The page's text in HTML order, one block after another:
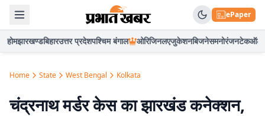
ePaper
होमझारखण्डबिहारउत्तर प्रदेशपश्चिम बंगाल ओरिजिनलएजुकेशनबिजनेसमनोरंजनटेकऑटो
Home State West Bengal Kolkata
चंद्रनाथ मर्डर केस का झारखंड कनेक्शन,